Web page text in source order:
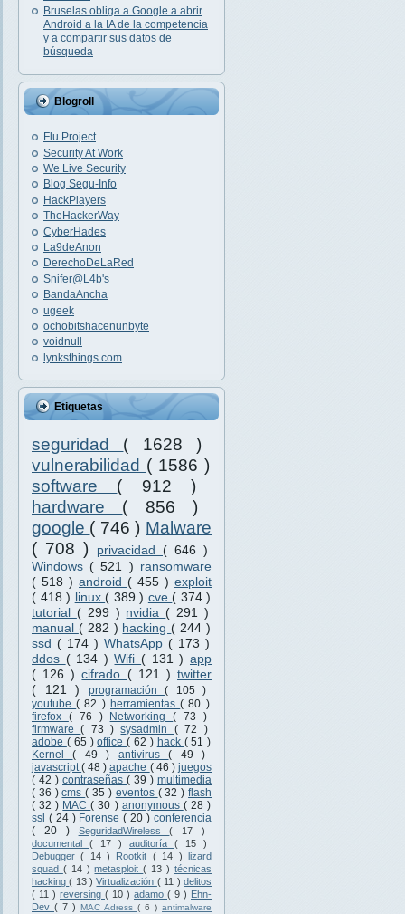
Bruselas obliga a Google a abrir
Android a la IA de la competencia
y a compartir sus datos de
búsqueda
Blogroll
Flu Project
Security At Work
We Live Security
Blog Segu-Info
HackPlayers
TheHackerWay
CyberHades
La9deAnon
DerechoDeLaRed
Snifer@L4b's
BandaAncha
ugeek
ochobitshacenunbyte
voidnull
lynksthings.com
Etiquetas
seguridad ( 1628 )
vulnerabilidad ( 1586 )
software ( 912 )
hardware ( 856 )
google ( 746 ) Malware
( 708 )
privacidad ( 646 )
Windows ( 521 ) ransomware
( 518 ) android ( 455 ) exploit
( 418 ) linux ( 389 ) cve ( 374 )
tutorial ( 299 ) nvidia ( 291 )
manual ( 282 ) hacking ( 244 )
ssd ( 174 ) WhatsApp ( 173 )
ddos ( 134 )Wifi ( 131 ) app
( 126 )cifrado ( 121 )twitter
( 121 ) programación( 105 )
youtube( 82 ) herramientas( 80 )
firefox ( 76 ) Networking( 73 )
firmware( 73 )sysadmin ( 72 )
adobe ( 65 )office( 62 ) hack ( 51 )
Kernel( 49 ) antivirus( 49 )
javascript( 48 )apache ( 46 ) juegos
( 42 ) contraseñas ( 39 ) multimedia
( 36 )cms( 35 ) eventos ( 32 )flash
( 32 ) MAC( 30 ) anonymous ( 28 )
ssl ( 24 ) Forense( 20 ) conferencia
( 20 )
SeguridadWireless( 17 )
documental ( 17 ) auditoría ( 15 )
Debugger( 14 ) Rootkit ( 14 ) lizard
squad ( 14 )metasploit( 13 ) técnicas
hacking( 13 )Virtualización ( 11 ) delitos
( 11 ) reversing ( 10 ) adamo ( 9 ) Ehn-
Dev ( 7 ) MAC Adress ( 6 ) antimalware